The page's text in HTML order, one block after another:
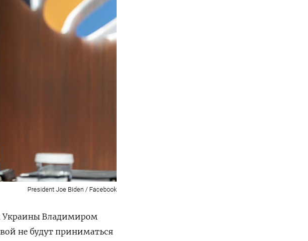
President Joe Biden / Facebook
Украины Владимиром
не будут приниматься